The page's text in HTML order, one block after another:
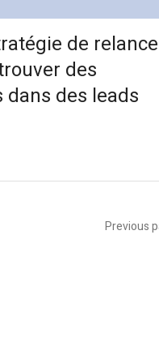
de
des
des leads
Previous